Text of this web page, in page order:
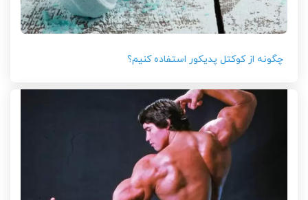
چگونه از کوکتل پدیکور استفاده کنیم؟